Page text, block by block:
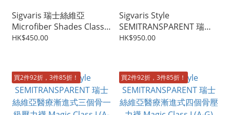
Sigvaris 瑞士絲維亞
Microfiber Shades Class 1
男仕漸進式壓力襪
HK$450.00
Sigvaris Style
SEMITRANSPARENT 瑞士
絲維亞醫療漸進式襪褲壓力
HK$950.00
買2件92折，3件85折！ 買2件92折，3件85折！